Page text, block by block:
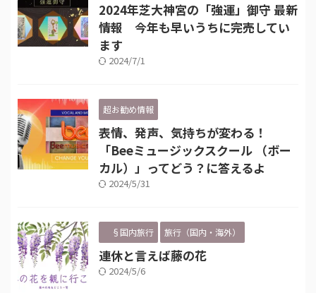
2024年芝大神宮の「強運」御守 最新
情報 今年も早いうちに完売してい
ます
2024/7/1
超お勧め情報
表情、発声、気持ちが変わる！
「Beeミュージックスクール （ボー
カル）」ってどう？に答えるよ
2024/5/31
§国内旅行 旅行（国内・海外）
連休と言えば藤の花
2024/5/6